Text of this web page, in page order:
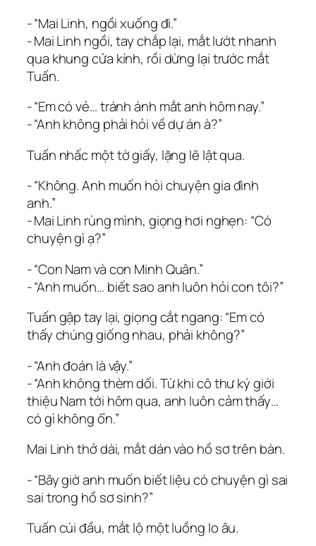
‑ “Mai Linh, ngồi xuống đi.”
‑ Mai Linh ngồi, tay chắp lại, mắt lướt nhanh
qua khung cửa kính, rồi dừng lại trước mắt
Tuấn.
‑ “Em có vẻ… tránh ánh mắt anh hôm nay.”
‑ “Anh không phải hỏi về dự án à?”
Tuấn nhấc một tờ giấy, lặng lẽ lật qua.
‑ “Không. Anh muốn hỏi chuyện gia đình
anh.”
‑ Mai Linh rùng mình, giọng hơi nghẹn: “Có
chuyện gì ạ?”
‑ “Con Nam và con Minh Quân.”
‑ “Anh muốn… biết sao anh luôn hỏi con tôi?”
Tuấn gập tay lại, giọng cắt ngang: “Em có
thấy chúng giống nhau, phải không?”
‑ “Anh đoán là vậy.”
‑ “Anh không thèm dối. Từ khi cô thư ký giới
thiệu Nam tới hôm qua, anh luôn cảm thấy…
có gì không ổn.”
Mai Linh thở dài, mắt dán vào hồ sơ trên bàn.
‑ “Bây giờ anh muốn biết liệu có chuyện gì sai
sai trong hồ sơ sinh?”
Tuấn cúi đầu, mắt lộ một luồng lo âu.